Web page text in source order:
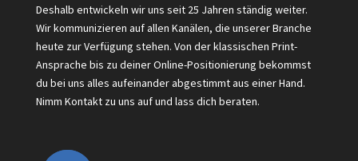
Deshalb entwickeln wir uns seit 25 Jahren ständig weiter.
Wir kommunizieren auf allen Kanälen, die unserer Branche
heute zur Verfügung stehen. Von der klassischen Print-
Ansprache bis zu deiner Online-Positionierung bekommst
du bei uns alles aufeinander abgestimmt aus einer Hand.
Nimm Kontakt zu uns auf und lass dich beraten.